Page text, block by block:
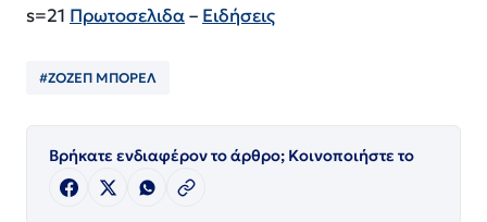
s=21 Πρωτοσελιδα– Ειδήσεις
#ΖΟΖΕΠ ΜΠΟΡΕΛ
Βρήκατε ενδιαφέρον το άρθρο; Κοινοποιήστε το